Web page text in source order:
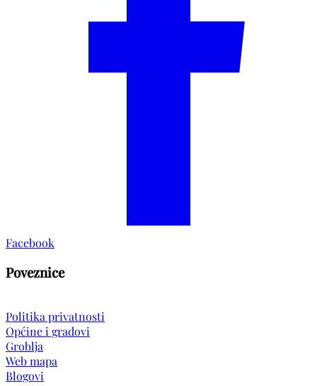
Facebook
Poveznice
Politika privatnosti
Općine i gradovi
Groblja
Web mapa
Blogovi